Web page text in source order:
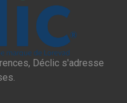
Déclic s'adresse